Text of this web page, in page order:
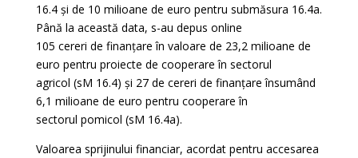
16.4 și de 10 milioane de euro pentru submăsura 16.4a.
Până la această data, s-au depus online
105 cereri de finanțare în valoare de 23,2 milioane de
euro pentru proiecte de cooperare în sectorul
agricol (sM 16.4) și 27 de cereri de finanțare însumând
6,1 milioane de euro pentru cooperare în
sectorul pomicol (sM 16.4a).
Valoarea sprijinului financiar, acordat pentru accesarea